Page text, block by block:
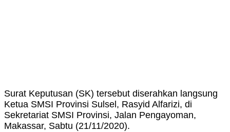
Surat Keputusan (SK) tersebut diserahkan langsung
Ketua SMSI Provinsi Sulsel, Rasyid Alfarizi, di
Sekretariat SMSI Provinsi, Jalan Pengayoman,
Makassar, Sabtu (21/11/2020).